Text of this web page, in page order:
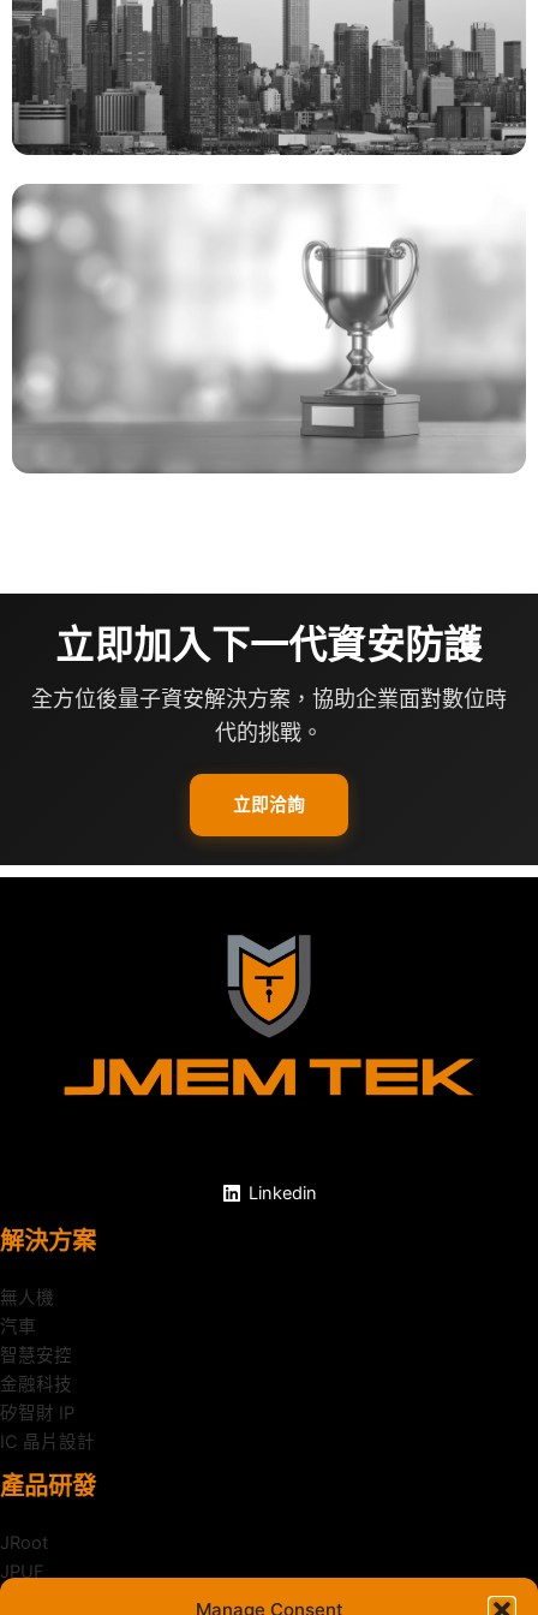
Manage Consent
立即加入下一代資安防護​
全方位後量子資安解決方案，協助企業面對數位時
代的挑戰。
立即洽詢
Linkedin
解決方案
無人機
汽車
智慧安控
金融科技
矽智財 IP
IC 晶片設計
產品研發
JRoot
JPUF